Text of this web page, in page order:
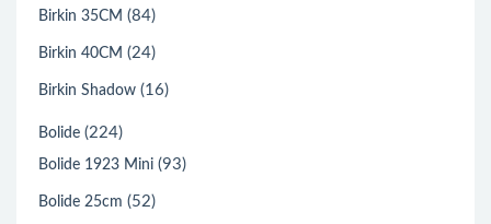
Birkin 35CM (84)
Birkin 40CM (24)
Birkin Shadow (16)
Bolide (224)
Bolide 1923 Mini (93)
Bolide 25cm (52)